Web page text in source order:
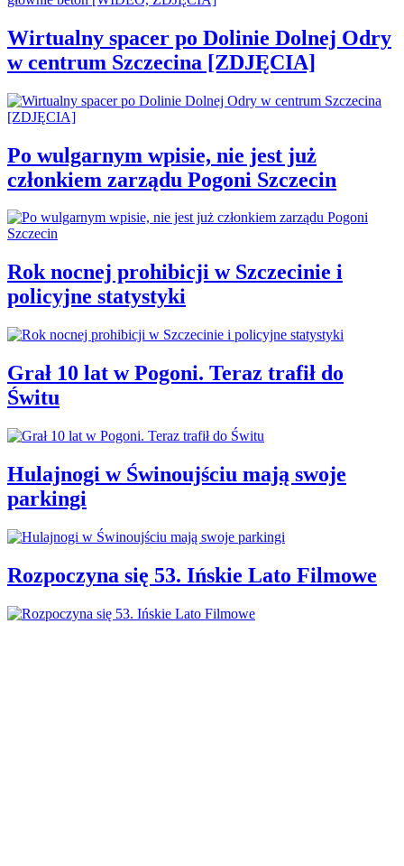
Wirtualny spacer po Dolinie Dolnej Odry
w centrum Szczecina [ZDJĘCIA]
Po wulgarnym wpisie, nie jest już
członkiem zarządu Pogoni Szczecin
Rok nocnej prohibicji w Szczecinie i
policyjne statystyki
Grał 10 lat w Pogoni. Teraz trafił do
Świtu
Hulajnogi w Świnoujściu mają swoje
parkingi
Rozpoczyna się 53. Ińskie Lato Filmowe